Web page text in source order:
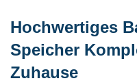
Hochwertiges
Speicher
Zuhause